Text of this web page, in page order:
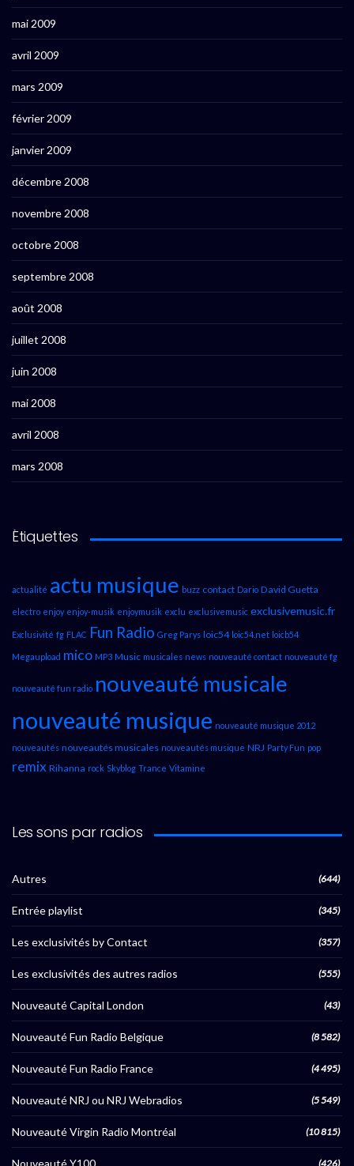
mai 2009
avril 2009
mars 2009
février 2009
janvier 2009
décembre 2008
novembre 2008
octobre 2008
septembre 2008
août 2008
juillet 2008
juin 2008
mai 2008
avril 2008
mars 2008
Étiquettes
actualité actu musique buzz contact Dario David Guetta
electro enjoy enjoy-musik enjoymusik exclu exclusivemusic exclusivemusic.fr
Exclusivité fg FLAC Fun Radio Greg Parys loic54 loic54.net loicb54
Megaupload mico MP3 Music musicales news nouveauté contact nouveauté fg
nouveauté fun radio nouveauté musicale
nouveauté musique nouveauté musique 2012
nouveautés nouveautés musicales nouveautés musique NRJ Party Fun pop
remix Rihanna rock Skyblog Trance Vitamine
Les sons par radios
Autres (644)
Entrée playlist (345)
Les exclusivités by Contact (357)
Les exclusivités des autres radios (555)
Nouveauté Capital London (43)
Nouveauté Fun Radio Belgique (8 582)
Nouveauté Fun Radio France (4 495)
Nouveauté NRJ ou NRJ Webradios (5 549)
Nouveauté Virgin Radio Montréal (10 815)
(426)